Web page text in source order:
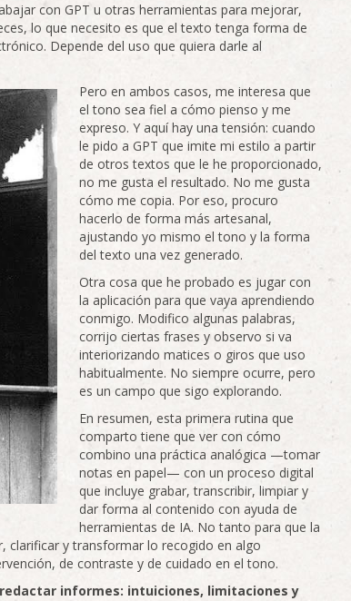
con GPT u otras herramientas para mejorar,
lo que necesito es que el texto tenga forma de
Depende del uso que quiera darle al
Pero en ambos casos, me interesa que
el tono sea fiel a cómo pienso y me
expreso. Y aquí hay una tensión: cuando
le pido a GPT que imite mi estilo a partir
de otros textos que le he proporcionado,
no me gusta el resultado. No me gusta
cómo me copia. Por eso, procuro
hacerlo de forma más artesanal,
ajustando yo mismo el tono y la forma
del texto una vez generado.
Otra cosa que he probado es jugar con
la aplicación para que vaya aprendiendo
conmigo. Modifico algunas palabras,
corrijo ciertas frases y observo si va
interiorizando matices o giros que uso
habitualmente. No siempre ocurre, pero
es un campo que sigo explorando.
En resumen, esta primera rutina que
comparto tiene que ver con cómo
combino una práctica analógica —tomar
notas en papel— con un proceso digital
que incluye grabar, transcribir, limpiar y
dar forma al contenido con ayuda de
herramientas de IA. No tanto para que la
clarificar y transformar lo recogido en algo
de contraste y de cuidado en el tono.
informes: intuiciones, limitaciones y